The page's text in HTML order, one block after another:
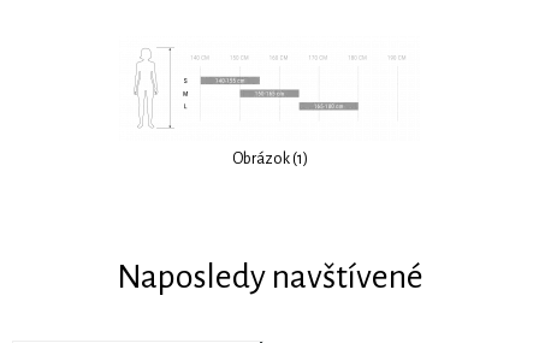
Obrázok (1)
Naposledy navštívené